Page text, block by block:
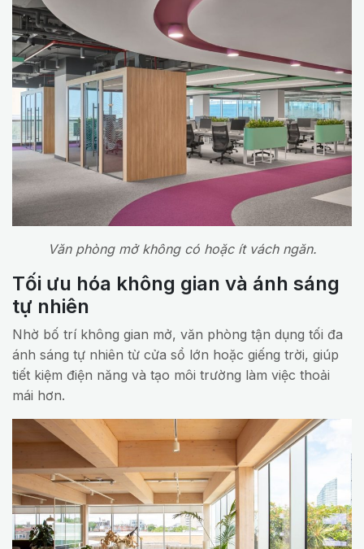
Văn phòng mở không có hoặc ít vách ngăn.
Tối ưu hóa không gian và ánh sáng
tự nhiên
Nhờ bố trí không gian mở, văn phòng tận dụng tối đa
ánh sáng tự nhiên từ cửa sổ lớn hoặc giếng trời, giúp
tiết kiệm điện năng và tạo môi trường làm việc thoải
mái hơn.